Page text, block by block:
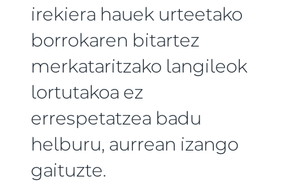
irekiera hauek urteetako
borrokaren bitartez
merkataritzako langileok
lortutakoa ez
errespetatzea badu
helburu, aurrean izango
gaituzte.